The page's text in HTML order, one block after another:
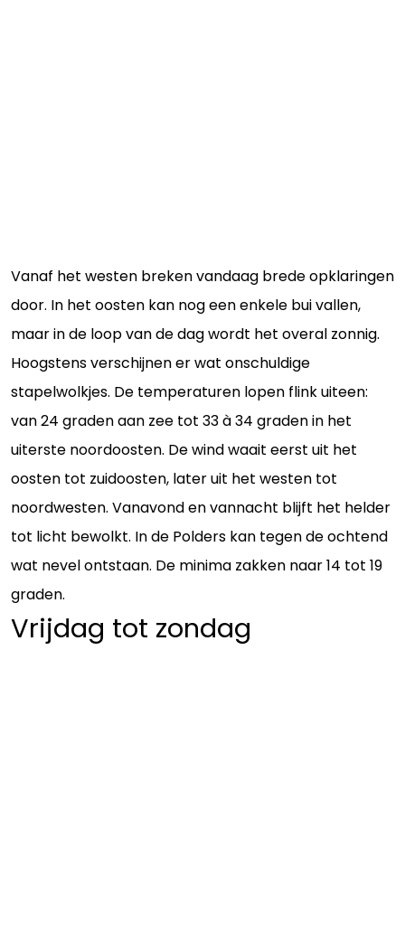
Vanaf het westen breken vandaag brede opklaringen
door. In het oosten kan nog een enkele bui vallen,
maar in de loop van de dag wordt het overal zonnig.
Hoogstens verschijnen er wat onschuldige
stapelwolkjes. De temperaturen lopen flink uiteen:
van 24 graden aan zee tot 33 à 34 graden in het
uiterste noordoosten. De wind waait eerst uit het
oosten tot zuidoosten, later uit het westen tot
noordwesten. Vanavond en vannacht blijft het helder
tot licht bewolkt. In de Polders kan tegen de ochtend
wat nevel ontstaan. De minima zakken naar 14 tot 19
graden.
Vrijdag tot zondag